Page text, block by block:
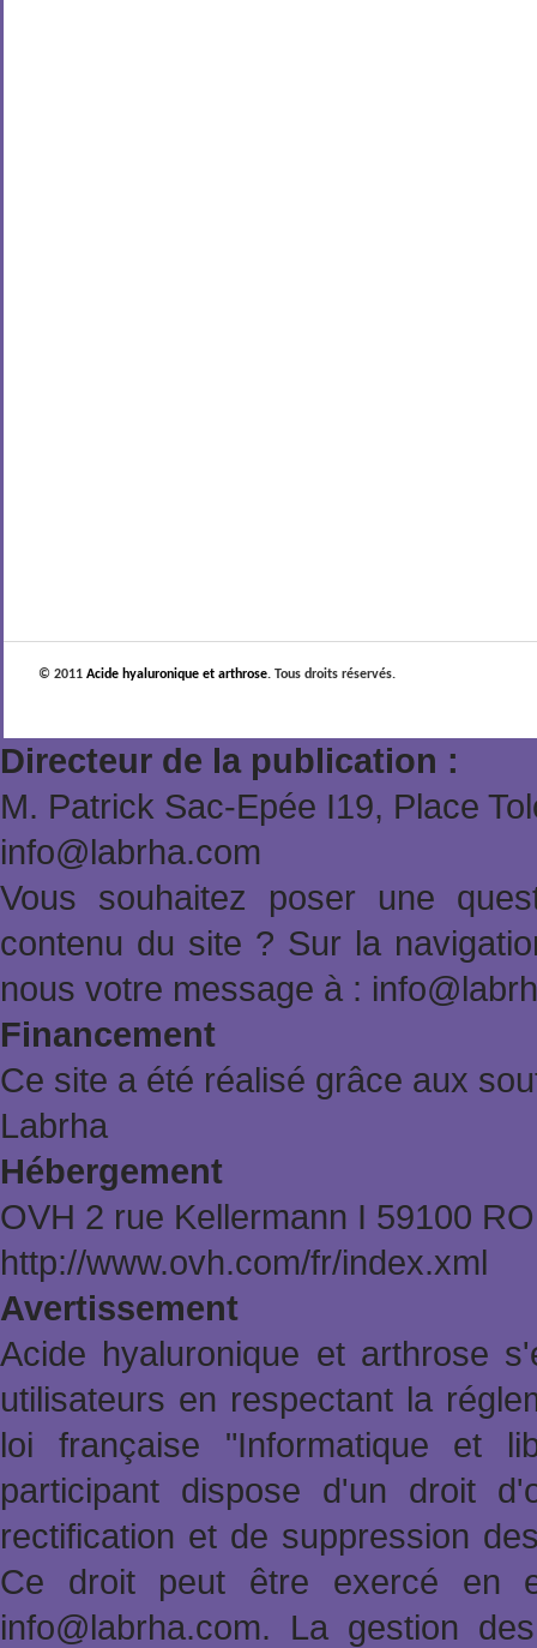
© 2011Acide hyaluronique et arthrose. Tous droits réservés.
Directeur de la publication :
M. Patrick Sac-Epée Ι19, Place
info@labrha.com
Vous souhaitez poser une
contenu du site ? Sur la
nous votre message à :
Financement
Ce site a été réalisé grâce aux
Labrha
Hébergement
OVH 2 rue Kellermann Ι 59100
http://www.ovh.com/fr/index.xml
Avertissement
Acide hyaluronique et arthrose
utilisateurs en respectant la
loi française "Informatique et
participant dispose d'un droit
rectification et de suppression
Ce droit peut être exercé en
info@labrha.com. La gestion